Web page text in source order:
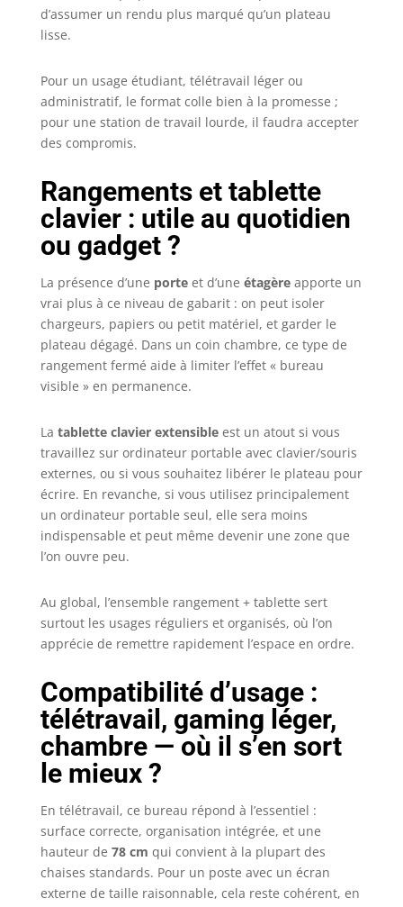
d’assumer un rendu plus marqué qu’un plateau
lisse.
Pour un usage étudiant, télétravail léger ou
administratif, le format colle bien à la promesse ;
pour une station de travail lourde, il faudra accepter
des compromis.
Rangements et tablette
clavier : utile au quotidien
ou gadget ?
La présence d’une porteet d’une étagèreapporte un
vrai plus à ce niveau de gabarit : on peut isoler
chargeurs, papiers ou petit matériel, et garder le
plateau dégagé. Dans un coin chambre, ce type de
rangement fermé aide à limiter l’effet « bureau
visible » en permanence.
La tablette clavier extensibleest un atout si vous
travaillez sur ordinateur portable avec clavier/souris
externes, ou si vous souhaitez libérer le plateau pour
écrire. En revanche, si vous utilisez principalement
un ordinateur portable seul, elle sera moins
indispensable et peut même devenir une zone que
l’on ouvre peu.
Au global, l’ensemble rangement + tablette sert
surtout les usages réguliers et organisés, où l’on
apprécie de remettre rapidement l’espace en ordre.
Compatibilité d’usage :
télétravail, gaming léger,
chambre — où il s’en sort
le mieux ?
En télétravail, ce bureau répond à l’essentiel :
surface correcte, organisation intégrée, et une
hauteur de 78 cm qui convient à la plupart des
chaises standards. Pour un poste avec un écran
externe de taille raisonnable, cela reste cohérent, en